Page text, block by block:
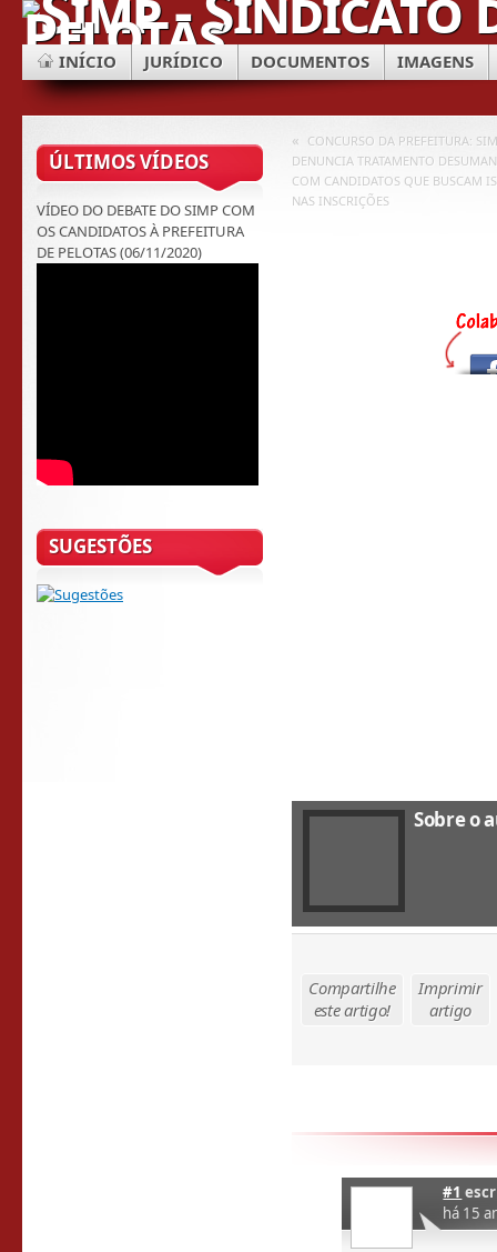
INÍCIO JURÍDICO DOCUMENTOS IMAGENS
« CONCURSO DA PREFEITURA:
DENUNCIA TRATAMENTO
COM CANDIDATOS QUE BUSCAM
NAS INSCRIÇÕES
Sobre o
Compartilhe
este artigo!
Imprimir
artigo
#1
há 15
ÚLTIMOS VÍDEOS
VÍDEO DO DEBATE DO SIMP COM
OS CANDIDATOS À PREFEITURA
DE PELOTAS (06/11/2020)
SUGESTÕES